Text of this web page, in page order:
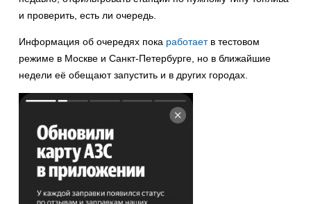
и проверить, есть ли очередь.
Информация об очередях пока работаетв тестовом
режиме в Москве и Санкт-Петербурге, но в ближайшие
недели её обещают запустить и в других городах.